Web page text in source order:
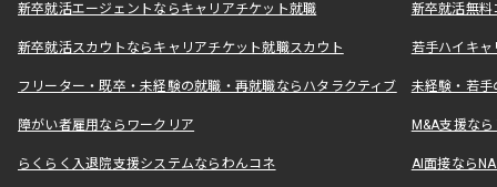
新卒就活エージェントならキャリアチケット就職 新卒就活無料
新卒就活スカウトならキャリアチケット就職スカウト 若手ハイキ
フリーター・既卒・未経験の就職・再就職ならハタラクティブ 未経験・若手
障がい者雇用ならワークリア M&A支援な
らくらく入退院支援システムならわんコネ AI面接なら